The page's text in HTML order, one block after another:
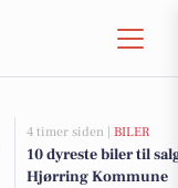
4 timer siden | BILER
10 dyreste biler til
Hjørring Kommune